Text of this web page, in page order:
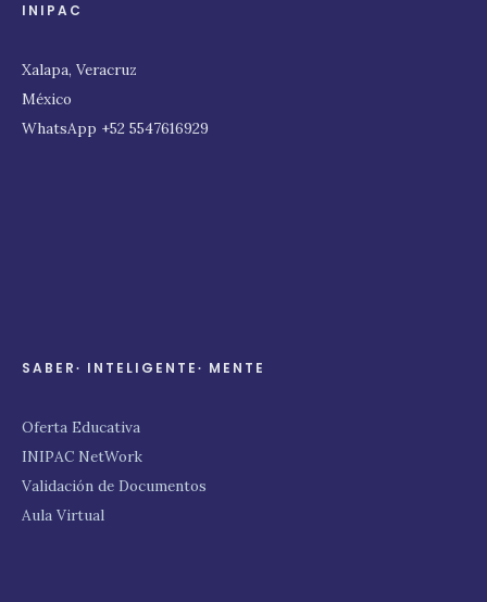
INIPAC
Xalapa, Veracruz
México
WhatsApp +52 5547616929
SABER∙ INTELIGENTE∙ MENTE
Oferta Educativa
INIPAC NetWork
Validación de Documentos
Aula Virtual